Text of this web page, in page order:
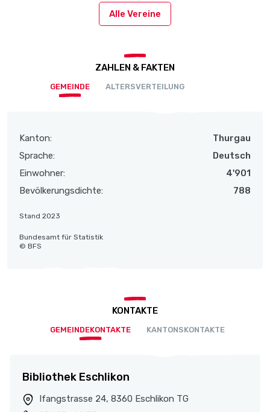
Alle Vereine
ZAHLEN & FAKTEN
GEMEINDE ALTERSVERTEILUNG
Kanton:
Thurgau
Sprache:
Deutsch
Einwohner:
4'901
Bevölkerungsdichte:
788
Stand 2023
Bundesamt für Statistik
© BFS
KONTAKTE
GEMEINDEKONTAKTE KANTONSKONTAKTE
Bibliothek Eschlikon
Ifangstrasse 24, 8360 Eschlikon TG